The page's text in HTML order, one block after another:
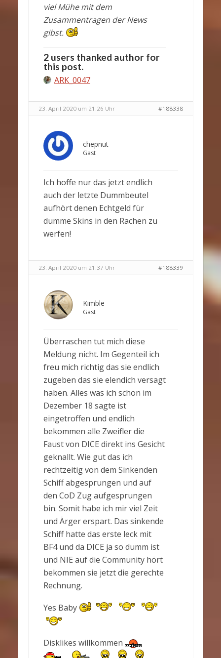
viel Mühe mit dem
Zusammentragen der News
gibst.
2 users thanked author for
this post.
ARK_0047
23. April 2020 um 21:26 Uhr #188338
chepnut
Gast
Ich hoffe nur das jetzt endlich
auch der letzte Dummbeutel
aufhört denen Echtgeld für
dumme Skins in den Rachen zu
werfen!
23. April 2020 um 21:37 Uhr #188339
Kimble
Gast
Überraschen tut mich diese
Meldung nicht. Im Gegenteil ich
freu mich richtig das sie endlich
zugeben das sie elendich versagt
haben. Alles was ich schon im
Dezember 18 sagte ist
eingetroffen und endlich
bekommen alle Zweifler die
Faust von DICE direkt ins Gesicht
geknallt. Wie gut das ich
rechtzeitig von dem Sinkenden
Schiff abgesprungen und auf
den CoD Zug aufgesprungen
bin. Somit habe ich mir viel Zeit
und Ärger erspart. Das sinkende
Schiff hatte das erste leck mit
BF4 und da DICE ja so dumm ist
und NIE auf die Community hört
bekommen sie jetzt die gerechte
Rechnung.
Yes Baby
Disklikes willkommen